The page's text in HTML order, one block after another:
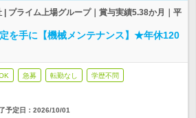
| プライム上場グループ｜賞与実績5.38か月｜平
を手に【機械メンテナンス】★年休120
急募 転勤なし 学歴不問
予定日： 2026/10/01